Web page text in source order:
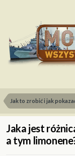
Jak to zrobić i jak
Jaka jest
a tym